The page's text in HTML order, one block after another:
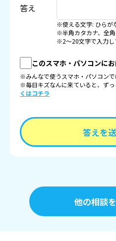
答え
※使える文字: ひらが
※半角カタカナ、全
※2〜20文字で入力し
このスマホ・パソコンに
※みんなで使うスマホ・パソコン
※毎日キズなんに来ていると、ずっ
くはコチラ
答えを
他の相談